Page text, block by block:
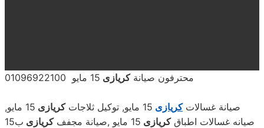
محترفون صيانةكريازى 15 مايو 01096922100
صيانة غسالاتكريازى 15 مايو, توكيل ثلاجات كريازى
15 مايو,
صيانه غسالات اطباقكريازى 15 مايو ,صيانة مجفف كريازى
ب15